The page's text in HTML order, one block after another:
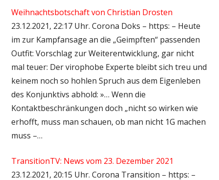
Weihnachtsbotschaft von Christian Drosten
23.12.2021, 22:17 Uhr. Corona Doks – https: – Heute
im zur Kampfansage an die „Geimpften“ passenden
Outfit: Vorschlag zur Weiterentwicklung, gar nicht
mal teuer: Der virophobe Experte bleibt sich treu und
keinem noch so hohlen Spruch aus dem Eigenleben
des Konjunktivs abhold: »… Wenn die
Kontaktbeschränkungen doch „nicht so wirken wie
erhofft, muss man schauen, ob man nicht 1G machen
muss –…
TransitionTV: News vom 23. Dezember 2021
23.12.2021, 20:15 Uhr. Corona Transition – https: –